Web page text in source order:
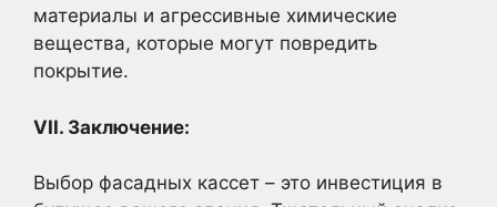
материалы и агрессивные химические
вещества, которые могут повредить
покрытие.
VII. Заключение:
Выбор фасадных кассет – это инвестиция в